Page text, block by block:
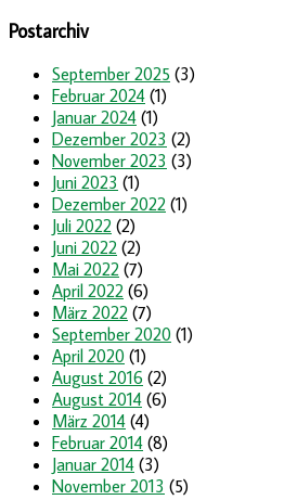
Postarchiv
September 2025 (3)
Februar 2024 (1)
Januar 2024 (1)
Dezember 2023 (2)
November 2023 (3)
Juni 2023 (1)
Dezember 2022 (1)
Juli 2022 (2)
Juni 2022 (2)
Mai 2022 (7)
April 2022 (6)
März 2022 (7)
September 2020 (1)
April 2020 (1)
August 2016 (2)
August 2014 (6)
März 2014 (4)
Februar 2014 (8)
Januar 2014 (3)
November 2013 (5)